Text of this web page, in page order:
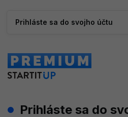
Prihláste sa do svojho účtu
Prihláste sa do